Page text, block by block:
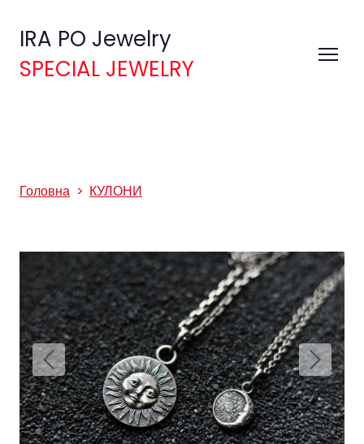
IRA PO Jewelry
SPECIAL JEWELRY
Головна КУЛОНИ